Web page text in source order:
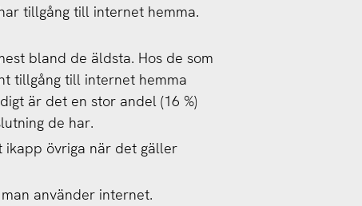
tillgång till internet hemma.
bland de äldsta. Hos de som
tillgång till internet hemma
är det en stor andel (16 %)
de har.
ikapp övriga när det gäller
använder internet.